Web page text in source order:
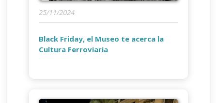
25/11/2024
Black Friday, el Museo te acerca la
Cultura Ferroviaria